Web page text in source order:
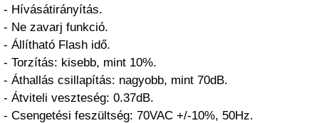
- Hívásátirányítás.
- Ne zavarj funkció.
- Állítható Flash idő.
- Torzítás: kisebb, mint 10%.
- Áthallás csillapítás: nagyobb, mint 70dB.
- Átviteli veszteség: 0.37dB.
- Csengetési feszültség: 70VAC +/-10%, 50Hz.